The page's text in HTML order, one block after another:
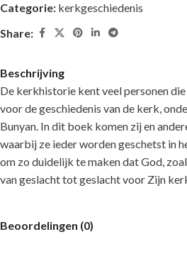
Categorie: kerkgeschiedenis
Share:
Beschrijving
De kerkhistorie kent veel personen
voor de geschiedenis van de kerk,
Bunyan. In dit boek komen zij en
waarbij ze ieder worden geschetst in
om zo duidelijk te maken dat God,
van geslacht tot geslacht voor Zijn
Beoordelingen (0)